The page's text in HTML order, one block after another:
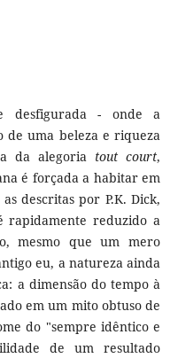
desfigurada - onde a
de uma beleza e riqueza
da alegoria tout court,
é forçada a habitar em
descritas por P.K. Dick,
rapidamente reduzido a
mesmo que um mero
eu, a natureza ainda
a dimensão do tempo à
em um mito obtuso de
do "sempre idêntico e
de um resultado